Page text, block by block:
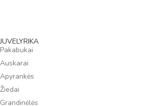
JUVELYRIKA
Pakabukai
Auskarai
Apyrankės
Žiedai
Grandinėlės